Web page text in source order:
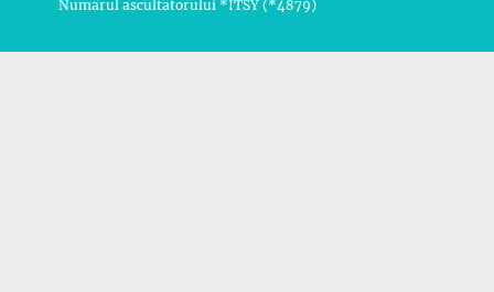
Numarul ascultatorului *ITSY (*4879)